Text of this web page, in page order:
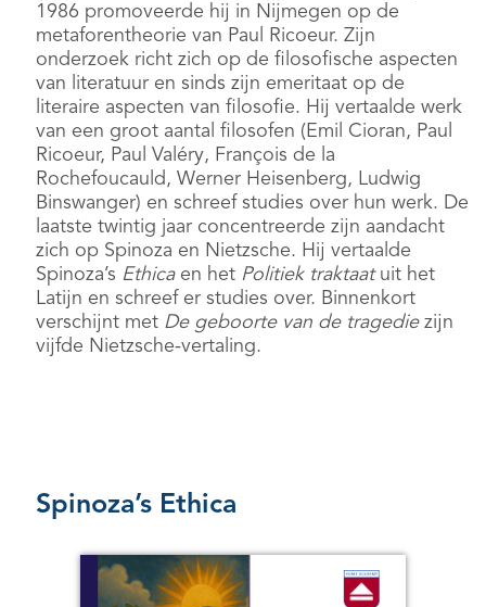
1986 promoveerde hij in Nijmegen op de
metaforentheorie van Paul Ricoeur. Zijn
onderzoek richt zich op de filosofische aspecten
van literatuur en sinds zijn emeritaat op de
literaire aspecten van filosofie. Hij vertaalde werk
van een groot aantal filosofen (Emil Cioran, Paul
Ricoeur, Paul Valéry, François de la
Rochefoucauld, Werner Heisenberg, Ludwig
Binswanger) en schreef studies over hun werk. De
laatste twintig jaar concentreerde zijn aandacht
zich op Spinoza en Nietzsche. Hij vertaalde
Spinoza’s Ethicaen het Politiek traktaatuit het
Latijn en schreef er studies over. Binnenkort
verschijnt met De geboorte van de tragediezijn
vijfde Nietzsche-vertaling.
Spinoza’s Ethica